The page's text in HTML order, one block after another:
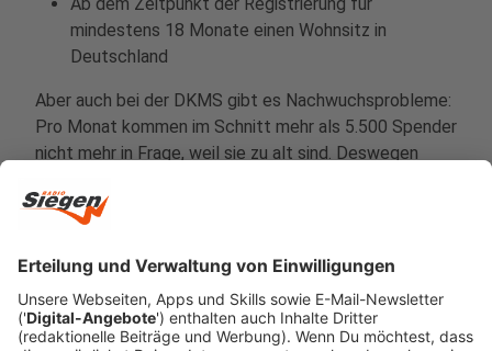
mindestens 18 Monate einen Wohnsitz in
Deutschland
Aber auch bei der DKMS gibt es Nachwuchsprobleme:
Pro Monat kommen im Schnitt mehr als 5.500 Spender
nicht mehr in Frage, weil sie zu alt sind. Deswegen
lassen.
Wie kann ich mich registrieren?